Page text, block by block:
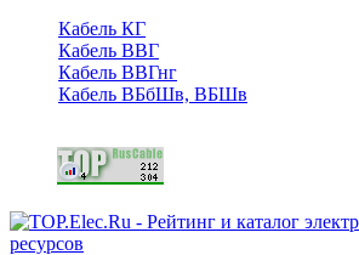
Кабель КГ
Кабель ВВГ
Кабель ВВГнг
Кабель ВБбШв, ВБШв